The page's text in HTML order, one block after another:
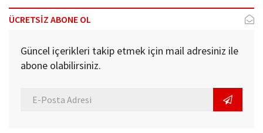
ÜCRETSİZ ABONE OL
Güncel içerikleri takip etmek için mail adresiniz ile
abone olabilirsiniz.